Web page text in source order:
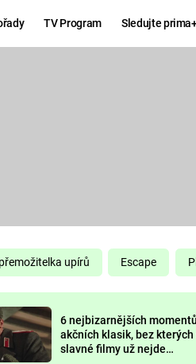
TV Program Sledujte
DELIVERANCE
upírů Escape
6 nejbizarnějších
akčních klasik, bez kterých
slavné filmy už nejde